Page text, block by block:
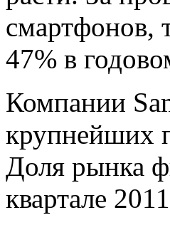
смартфонов,
47% в
Компании
крупнейших
Доля рынка
квартале